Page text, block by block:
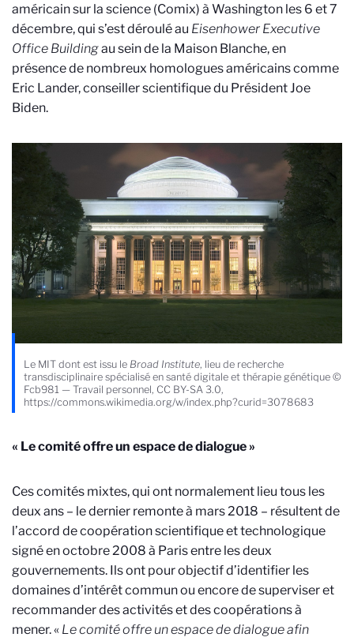
américain sur la science (Comix) à Washington les 6 et 7
décembre, qui s’est déroulé au Eisenhower Executive
Office Buildingau sein de la Maison Blanche, en
présence de nombreux homologues américains comme
Eric Lander, conseiller scientifique du Président Joe
Biden.
Le MIT dont est issu le Broad Institute, lieu de recherche
transdisciplinaire spécialisé en santé digitale et thérapie génétique ©
Fcb981 — Travail personnel, CC BY-SA 3.0,
https://commons.wikimedia.org/w/index.php?curid=3078683
« Le comité offre un espace de dialogue »
Ces comités mixtes, qui ont normalement lieu tous les
deux ans – le dernier remonte à mars 2018 – résultent de
l’accord de coopération scientifique et technologique
signé en octobre 2008 à Paris entre les deux
gouvernements. Ils ont pour objectif d’identifier les
domaines d’intérêt commun ou encore de superviser et
recommander des activités et des coopérations à
mener. « Le comité offre un espace de dialogue afin